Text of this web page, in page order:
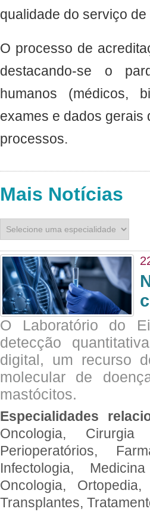
qualidade do serviço
O processo de
destacando-se o
humanos (médicos,
exames e dados gerais
processos.
Mais Notícias
O Laboratório do
detecção
digital, um recurso
molecular de
mastócitos.
Especialidades
Oncologia,
Perioperatórios,
Infectologia,
Oncologia,
Transplantes,